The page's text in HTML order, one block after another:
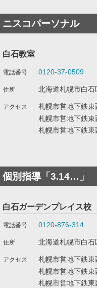
ニスコパーソナル
白石教室
0120-37-0509
北海道札幌市白
札幌市営地下鉄
札幌市営地下鉄
札幌市営地下鉄
個別指導「3.14…」
白石ガーデンプレイス校
0120-876-314
北海道札幌市白
札幌市営地下鉄
札幌市営地下鉄
札幌市営地下鉄